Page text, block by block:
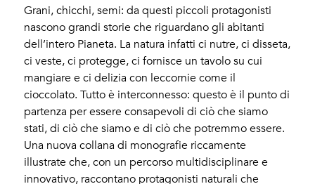
Grani, chicchi, semi: da questi piccoli protagonisti
nascono grandi storie che riguardano gli abitanti
dell’intero Pianeta. La natura infatti ci nutre, ci disseta,
ci veste, ci protegge, ci fornisce un tavolo su cui
mangiare e ci delizia con leccornie come il
cioccolato. Tutto è interconnesso: questo è il punto di
partenza per essere consapevoli di ciò che siamo
stati, di ciò che siamo e di ciò che potremmo essere.
Una nuova collana di monografie riccamente
illustrate che, con un percorso multidisciplinare e
innovativo, raccontano protagonisti naturali che